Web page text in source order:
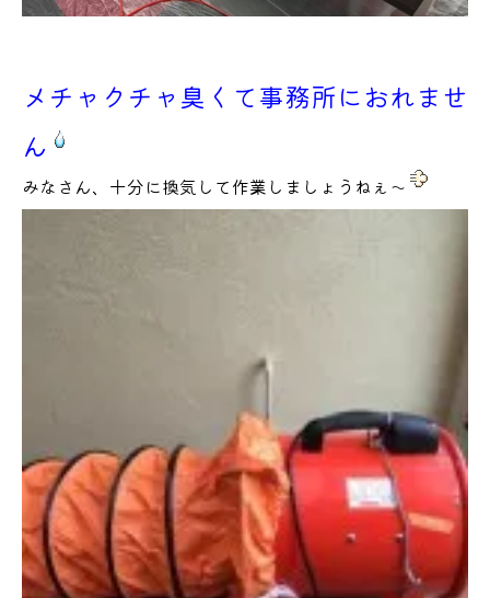
メチャクチャ臭くて事務所におれませ
ん
みなさん、十分に換気して作業しましょうねぇ～